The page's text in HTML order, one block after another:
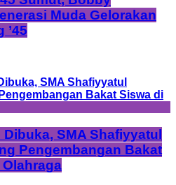
Muda Gelorakan
’45
SMA Shafiyyatul
Pengembangan Bakat